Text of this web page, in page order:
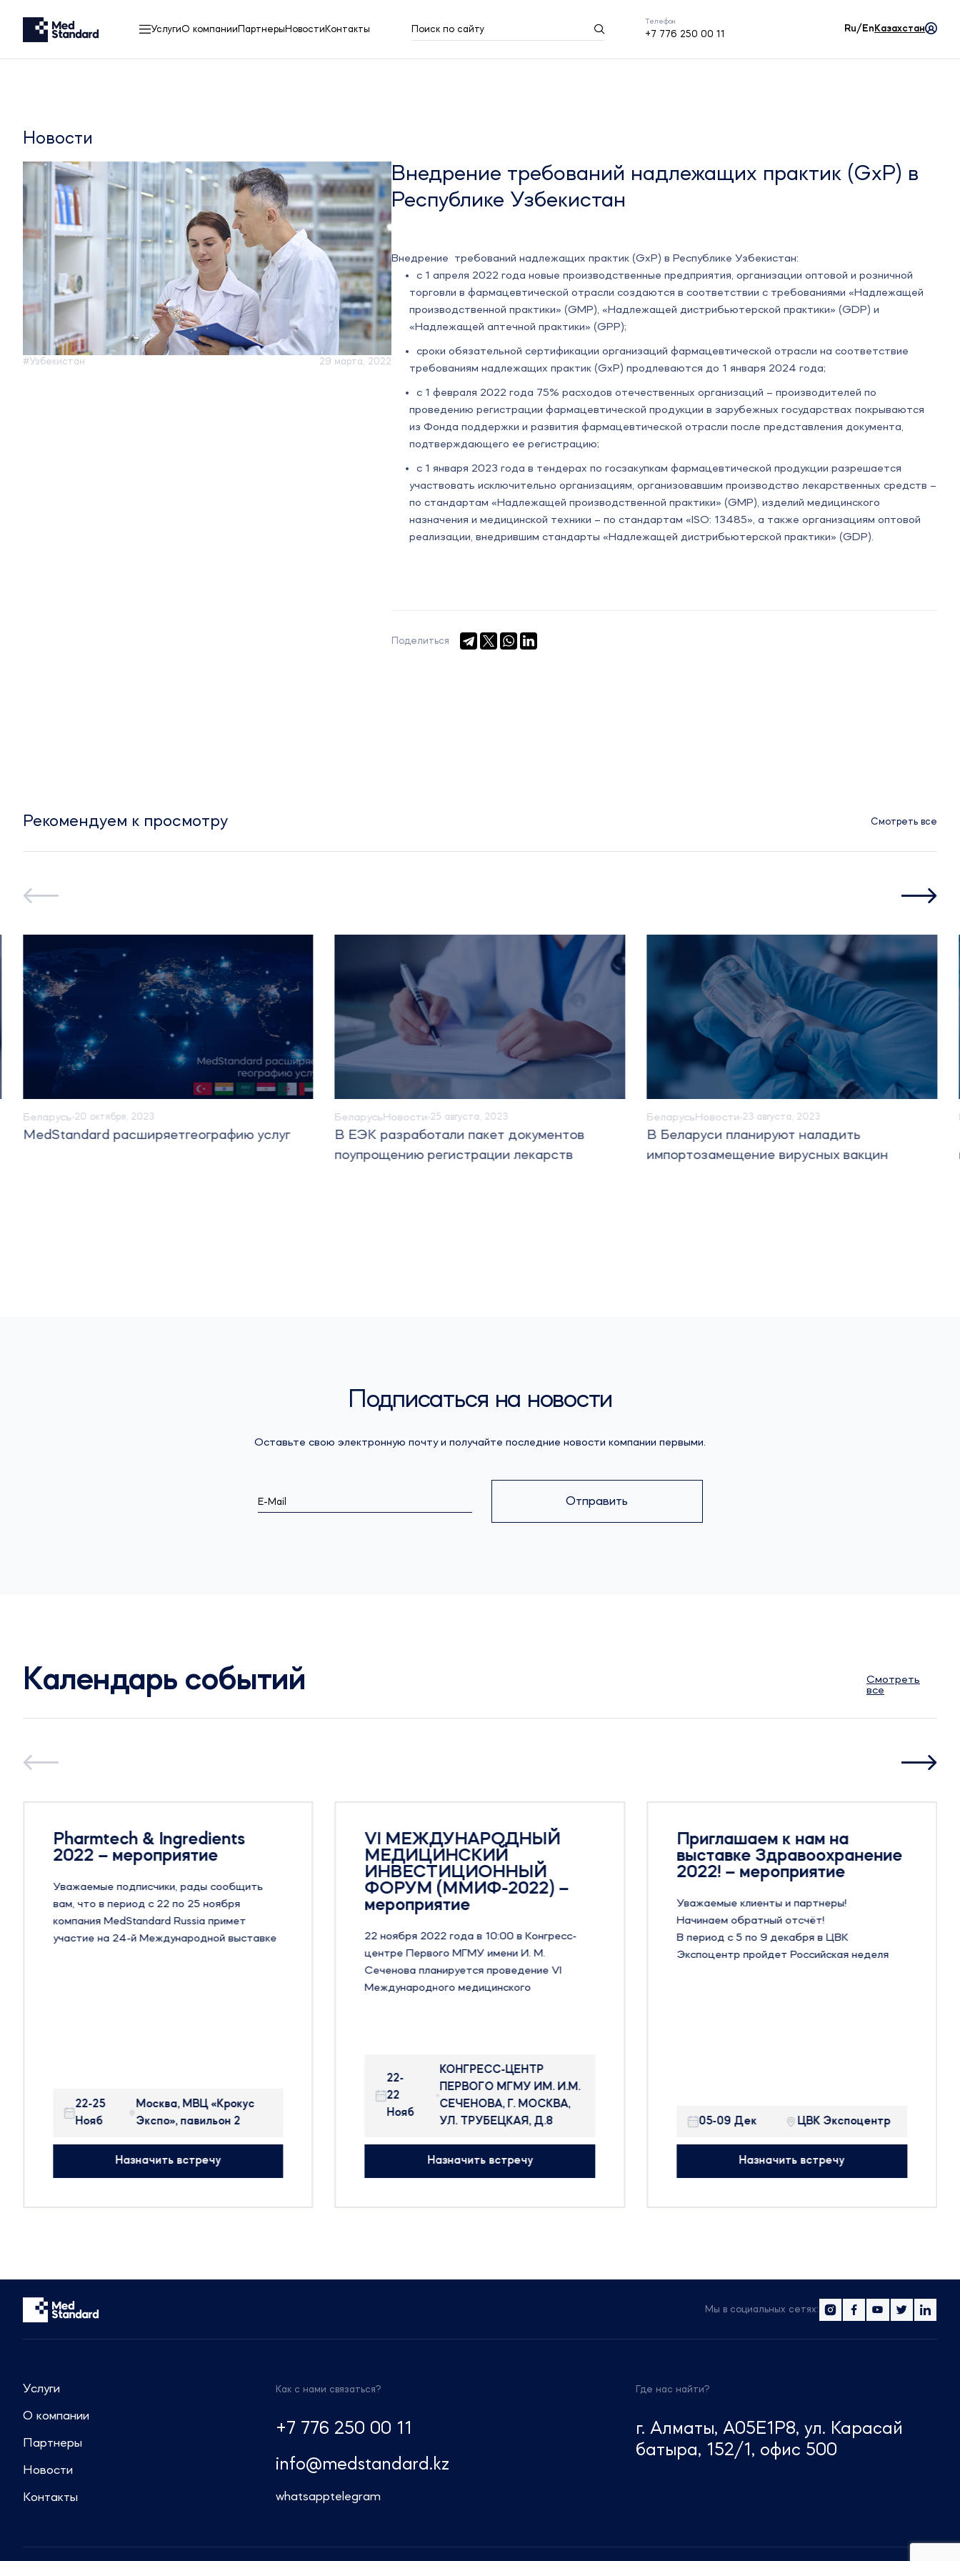
УслугиО компании Партнеры Новости Контакты Поиск по сайту
Телефон
+7 776 250 00 11
Ru/En Казахстан
Новости
#Узбекистан 29 марта, 2022
Внедрение требований надлежащих практик (GxP) в
Республике Узбекистан
Внедрение требований надлежащих практик (GxP) в Республике Узбекистан:
с 1 апреля 2022 года новые производственные предприятия, организации оптовой и розничной
торговли в фармацевтической отрасли создаются в соответствии с требованиями «Надлежащей
производственной практики» (GMP), «Надлежащей дистрибьютерской практики» (GDP) и
«Надлежащей аптечной практики» (GPP);
сроки обязательной сертификации организаций фармацевтической отрасли на соответствие
требованиям надлежащих практик (GxP) продлеваются до 1 января 2024 года;
с 1 февраля 2022 года 75% расходов отечественных организаций – производителей по
проведению регистрации фармацевтической продукции в зарубежных государствах покрываются
из Фонда поддержки и развития фармацевтической отрасли после представления документа,
подтверждающего ее регистрацию;
с 1 января 2023 года в тендерах по госзакупкам фармацевтической продукции разрешается
участвовать исключительно организациям, организовавшим производство лекарственных средств –
по стандартам «Надлежащей производственной практики» (GMP), изделий медицинского
назначения и медицинской техники – по стандартам «ISO: 13485», а также организациям оптовой
реализации, внедрившим стандарты «Надлежащей дистрибьютерской практики» (GDP).
Поделиться
Рекомендуем к просмотру Смотреть все
Беларусь 20 октября, 2023
MedStandard расширяетгеографию услуг
БеларусьНовости 25 августа, 2023
В ЕЭК разработали пакет документов
поупрощению регистрации лекарств
БеларусьНовости 23 августа, 2023
В Беларуси планируют наладить
импортозамещение вирусных вакцин
Подписаться на новости
Оставьте свою электронную почту и получайте последние новости компании первыми.
E-Mail Отправить
Календарь событий
Смотреть
все
Pharmtech & Ingredients
2022 – мероприятие
Уважаемые подписчики, рады сообщить
вам, что в период с 22 по 25 ноября
компания MedStandard Russia примет
участие на 24-й Международной выставке
фармацевтических препаратов, БАДов,
препаратов крови и косметики.
На выставке будут присутствовать:
314 участников
25 стран мира
актуальную информацию и провести
консультации по регуляторным вопросам.
Пишите: info@medstandard.ru или в Direct
22-25
Нояб
Москва, МВЦ «Крокус
Экспо», павильон 2
Назначить встречу
VI МЕЖДУНАРОДНЫЙ
МЕДИЦИНСКИЙ
ИНВЕСТИЦИОННЫЙ
ФОРУМ (ММИФ-2022) –
мероприятие
22 ноября 2022 года в 10:00 в Конгресс-
центре Первого МГМУ имени И. М.
Сеченова планируется проведение VI
Международного медицинского
«Сохранение населения, здоровье и
благополучие людей» и «Достойный,
эффективный труд и успешное
предпринимательство».
ОСНОВНЫЕ ТЕМЫ ФОРУМА:
«Инвестиционная стратегия государства в
меняющемся мире». Государственная
«Здравоохранения»
суверенитет России в фармацевтической и
«Регулирование обращения лекарственных
Преодоление административных
«Стратегия эпидемиологического
22-
22
Нояб
КОНГРЕСС-ЦЕНТР
ПЕРВОГО МГМУ ИМ. И.М.
СЕЧЕНОВА, Г. МОСКВА,
УЛ. ТРУБЕЦКАЯ, Д.8
Назначить встречу
Приглашаем к нам на
выставке Здравоохранение
2022! – мероприятие
Уважаемые клиенты и партнеры!
Начинаем обратный отсчёт!
В период с 5 по 9 декабря в ЦВК
Экспоцентр пройдет Российская неделя
актуальные вопросы в регуляторной сфере.
05-09 Дек ЦВК Экспоцентр
Назначить встречу
Мы в социальных сетях:
Услуги
О компании
Партнеры
Новости
Контакты
Как с нами связаться?
+7 776 250 00 11
info@medstandard.kz
whatsapptelegram
Где нас найти?
г. Алматы, A05E1P8, ул. Карасай
батыра, 152/1, офис 500